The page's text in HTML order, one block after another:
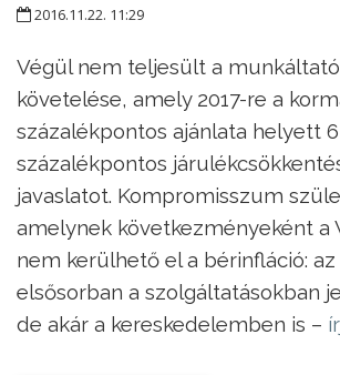
2016.11.22. 11:29
Végül nem teljesült a
követelése, amely 2017-re a
százalékpontos ajánlata helyett 6
százalékpontos
javaslatot. Kompromisszum
amelynek következményeként a
nem kerülhető el a bérinfláció:
elsősorban a szolgáltatásokban
de akár a kereskedelemben is –